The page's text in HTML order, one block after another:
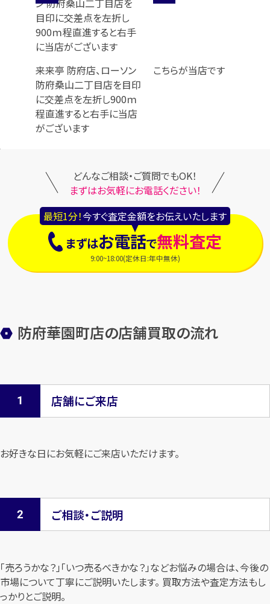
来来亭 防府店、ローソン
防府桑山二丁目店を目印
に交差点を左折し900ｍ
程直進すると右手に当店
がございます
こちらが当店です
どんなご相談・ご質問でもOK！
まずはお気軽にお電話ください！
最短1分！今すぐ査定金額をお伝えいたします
まずはお電話で無料査定
9:00~18:00(定休日:年中無休)
防府華園町店の店舗買取の流れ
店舗にご来店
お好きな日にお気軽にご来店いただけます。
ご相談・ご説明
「売ろうかな？」「いつ売るべきかな？」などお悩みの場合は、今後の
市場について丁寧にご説明いたします。 買取方法や査定方法もし
っかりとご説明。